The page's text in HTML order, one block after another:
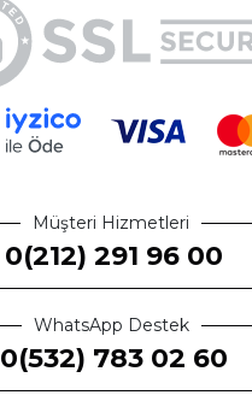
Müşteri Hizmetleri
0(212) 291 96 00
WhatsApp Destek
0(532) 783 02 60